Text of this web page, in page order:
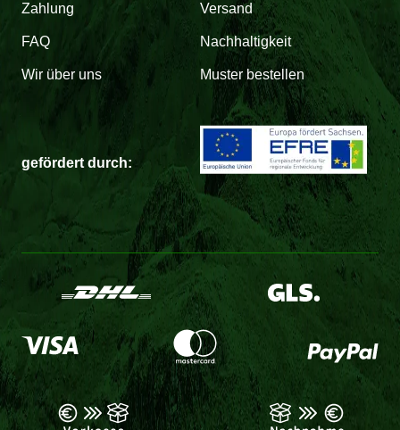
Zahlung Versand
FAQ Nachhaltigkeit
Wir über uns Muster bestellen
gefördert durch: